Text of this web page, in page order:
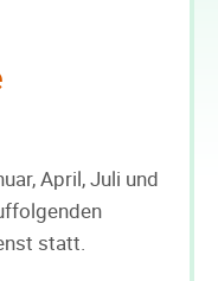
April, Juli und
statt.